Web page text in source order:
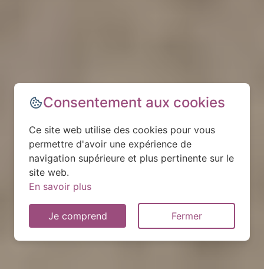
Consentement aux cookies
Ce site web utilise des cookies pour vous
permettre d'avoir une expérience de
navigation supérieure et plus pertinente sur le
site web.
En savoir plus
Je comprend Fermer